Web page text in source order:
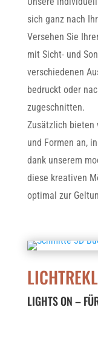
sich ganz nach
Versehen Sie
mit Sicht- und
verschiedenen
bedruckt oder
zugeschnitten.
Zusätzlich bieten
und Formen an,
dank unserem
diese kreativen
optimal zur
LIGHTS ON –